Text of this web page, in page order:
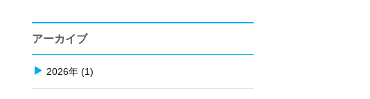
アーカイブ
2026年 (1)